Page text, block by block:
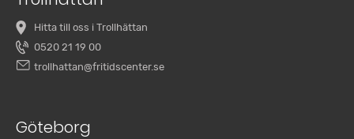
Hitta till oss i Trollhättan
0520 21 19 00
trollhattan@fritidscenter.se
Göteborg